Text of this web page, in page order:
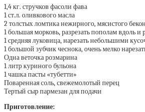
1,4 кг. стручков фасоли фава
1 ст.л. оливкового масла
2 толстых ломтика нежирного, мясистого
1 большая морковь, разрезать пополам вдоль
1 средняя луковица, нарезать небольшими
1 большой зубчик чеснока, очень мелко
Одна веточка розмарина
1 литр куриного бульона
1 чашка пасты «тубетти»
Поваренная соль, свежемолотый перец
Тертый сыр пармезан для подачи
Приготовление: